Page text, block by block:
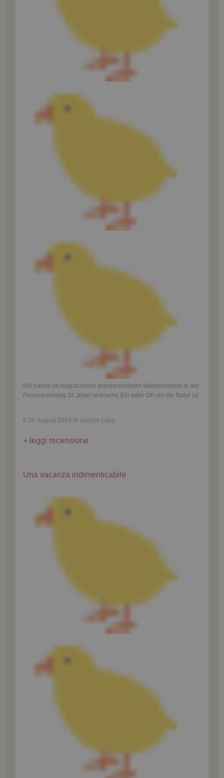
Wir haben im August einen wunderschönen Wanderurlaub in der
Ferienwohnung St. Josef verbracht. Ein toller Ort um die Natur zu
...
il 29. August 2024 di Jochen Lang
leggi recensione
Una vacanza indimenticabile